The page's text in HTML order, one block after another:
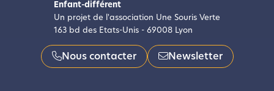
Enfant-différent
Un projet de l'association Une Souris Verte
163 bd des Etats-Unis - 69008 Lyon
Nous contacter Newsletter